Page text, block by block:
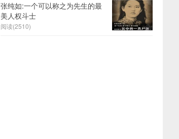
张纯如:一个可以称之为先生的最
美人权斗士
阅读(2510)